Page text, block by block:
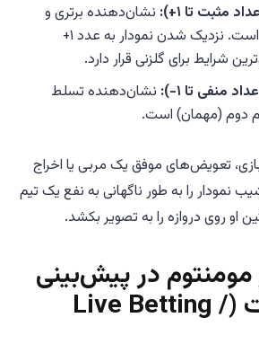
مثبت تا ۱+):
نشان‌دهنده برتری و
فشار تیم اول (میزبان) است. نزدیک شدن نمودار به عدد ۱+
شرایط برای گلزنی قرار دارد.
منفی تا ۱-):
نشان‌دهنده تسلط
دوم (مهمان) است.
تعویض‌های موفق یک مربی یا اخراج
نمودار را به طور ناگهانی به نفع یک تیم
او روی دروازه را به تصویر بکشد.
مومنتوم در پیش‌بینی
زنده مسابقات (Live Betting /